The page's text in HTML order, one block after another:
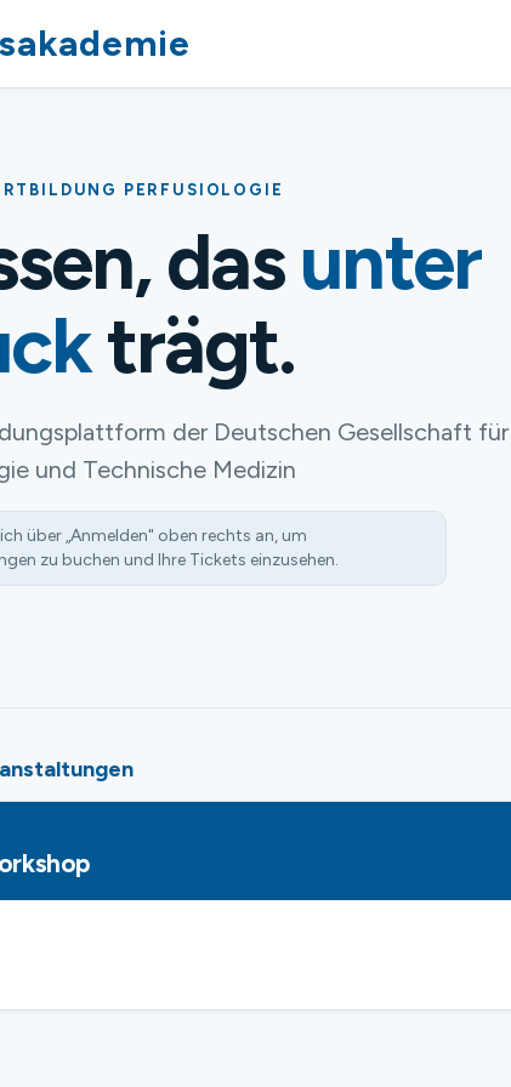
PERFUSIOLOGIE
dasunter
trägt.
der Deutschen Gesellschaft für
und Technische Medizin
über „Anmelden" oben rechts an, um
zu buchen und Ihre Tickets einzusehen.